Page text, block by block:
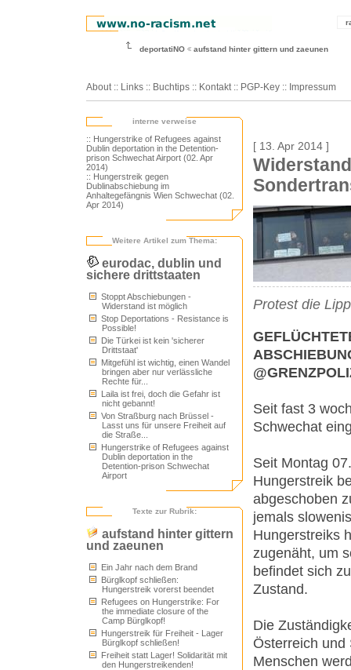
deportatiNO aufstand hinter gittern und zaeunen
About :: Links :: Buchtips :: Kontakt :: PGP-Key :: Impressum
interne verweise
:: Hungerstrike of Refugees against
Dublin deportation in the Detention-
prison Schwechat Airport (02. Apr
2014)
:: Hungerstreik gegen
Dublinabschiebung im
Anhaltegefängnis Wien Schwechat (02.
Apr 2014)
Weitere Artikel zum Thema:
eurodac, dublin und
sichere drittstaaten
Stoppt Abschiebungen -
Widerstand ist möglich
Stop Deportations - Resistance is
Possible!
Die Türkei ist kein 'sicherer
Drittstaat'
Mitgefühl ist wichtig, einen Wandel
bringen aber nur verlässliche
Rechte für...
Laila ist frei, doch die Gefahr ist
nicht gebannt!
Von Straßburg nach Brüssel -
Lasst uns für unsere Freiheit auf
die Straße...
Hungerstrike of Refugees against
Dublin deportation in the
Detention-prison Schwechat
Airport
Texte zur Rubrik:
aufstand hinter gittern
und zaeunen
Ein Jahr nach dem Brand
Bürglkopf schließen:
Hungerstreik vorerst beendet
Refugees on Hungerstrike: For
the immediate closure of the
Camp Bürglkopf!
Hungerstreik für Freiheit - Lager
Bürglkopf schließen!
Freiheit statt Lager! Solidarität mit
den Hungerstreikenden!
[ 13. Apr 2014 ]
Protest die
Seit fast 3
Schwechat
Seit Montag
Hungerstreik
abgeschoben
jemals
Hungerstreiks
zugenäht, um
befindet sich
Zustand.
Die
Österreich und
Menschen